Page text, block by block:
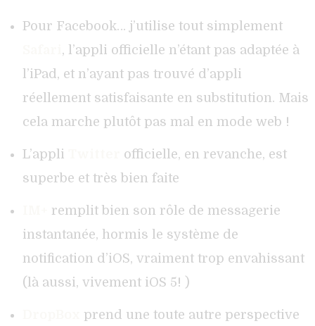
Pour Facebook… j’utilise tout simplement
, l’appli officielle n’étant pas adaptée à
l’iPad, et n’ayant pas trouvé d’appli
réellement satisfaisante en substitution. Mais
cela marche plutôt pas mal en mode web !
L’appli
officielle, en revanche, est
superbe et très bien faite
remplit bien son rôle de messagerie
instantanée, hormis le système de
notification d’iOS, vraiment trop envahissant
(là aussi, vivement iOS 5! )
prend une toute autre perspective